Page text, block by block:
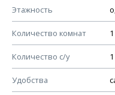
Этажность
Количество комнат 1
Количество с/у 1
Удобства
Схема расположения
Схема
Спецификация
Устройство
Узлы устройства